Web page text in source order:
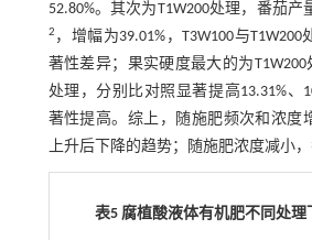
52.80%。其次为T1W200处理，番茄产
2 ，增幅为39.01%，T3W100与
著性差异；果实硬度最大的为T1W200
处理，分别比对照显著提高13.31%、
著性提高。综上，随施肥频次和浓度
上升后下降的趋势；随施肥浓度减小，
表5 腐植酸液体有机肥不同处理